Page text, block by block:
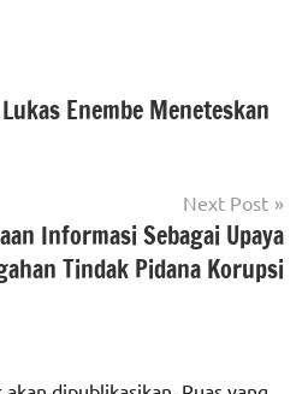
Enembe Meneteskan
Next Post
Informasi Sebagai Upaya
Tindak Pidana Korupsi